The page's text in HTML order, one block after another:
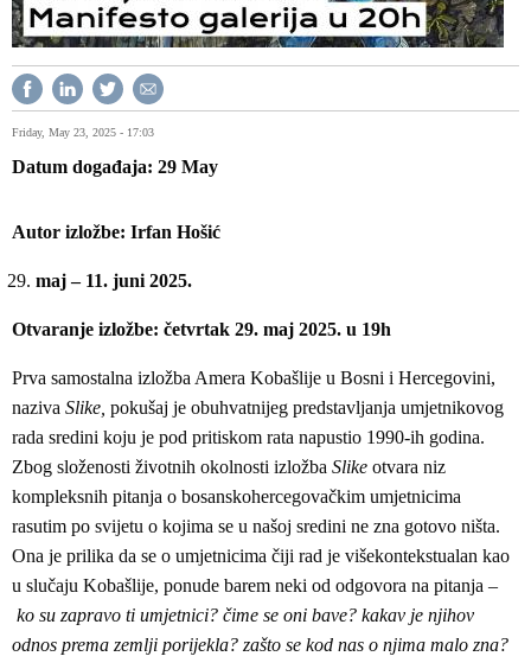
Friday, May 23, 2025 - 17:03
Datum događaja 29 May
Autor izložbe: Irfan Hošić
maj – 11. juni 2025.
Otvaranje izložbe: četvrtak 29. maj 2025. u 19h
Prva samostalna izložba Amera Kobašlije u Bosni i Hercegovini,
naziva Slike, pokušaj je obuhvatnijeg predstavljanja umjetnikovog
rada sredini koju je pod pritiskom rata napustio 1990-ih godina.
Zbog složenosti životnih okolnosti izložba Slike otvara niz
kompleksnih pitanja o bosanskohercegovačkim umjetnicima
rasutim po svijetu o kojima se u našoj sredini ne zna gotovo ništa.
Ona je prilika da se o umjetnicima čiji rad je višekontekstualan kao
u slučaju Kobašlije, ponude barem neki od odgovora na pitanja –
ko su zapravo ti umjetnici? čime se oni bave? kakav je njihov
odnos prema zemlji porijekla? zašto se kod nas o njima malo zna?